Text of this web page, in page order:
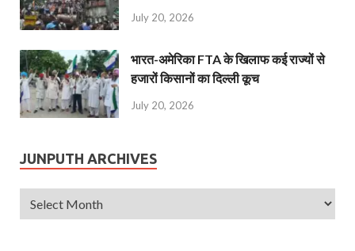
July 20, 2026
भारत-अमेरिका FTA के खिलाफ कई राज्यों से
हजारों किसानों का दिल्ली कूच
July 20, 2026
JUNPUTH ARCHIVES